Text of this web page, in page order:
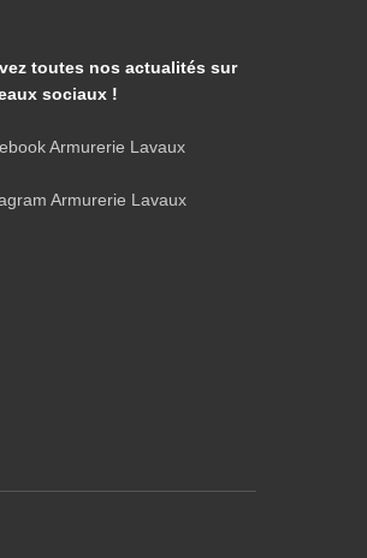
toutes nos actualités sur
sociaux !
Armurerie Lavaux
Armurerie Lavaux